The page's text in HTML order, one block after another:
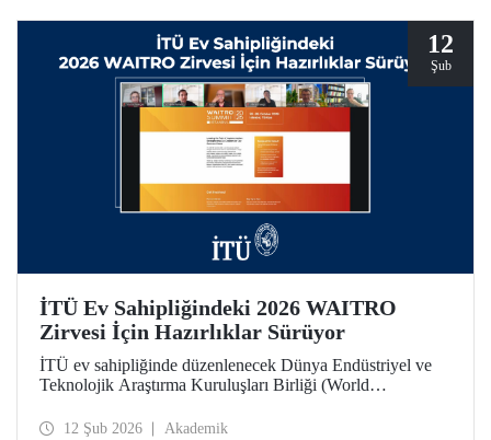
12
Şub
İTÜ Ev Sahipliğindeki 2026 WAITRO
Zirvesi İçin Hazırlıklar Sürüyor
İTÜ ev sahipliğinde düzenlenecek Dünya Endüstriyel ve
Teknolojik Araştırma Kuruluşları Birliği (World
Organizations) 2026 Zirvesi bağlamında 11 Şubat günü
12 Şub 2026 Akademik